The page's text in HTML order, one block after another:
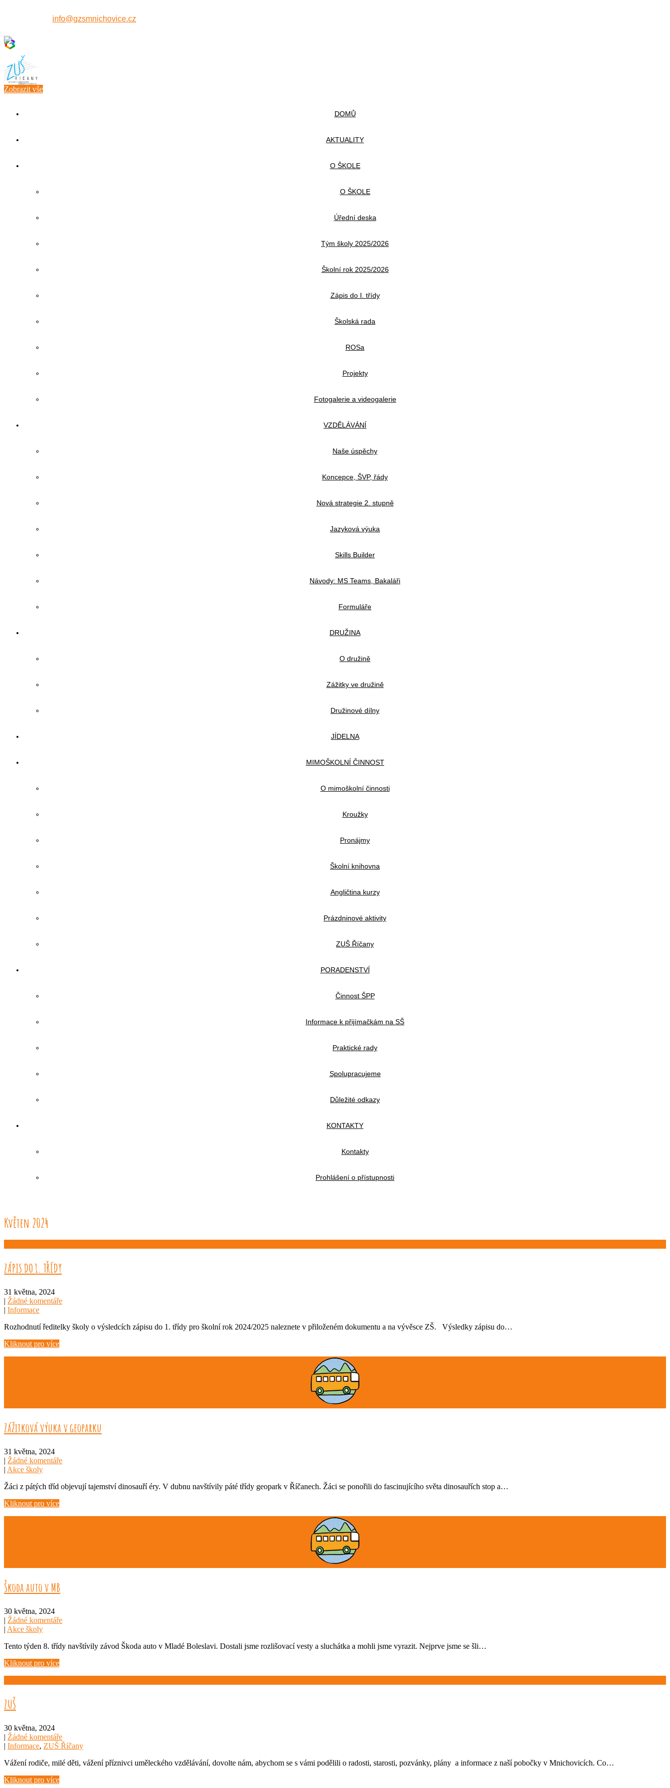
info@gzsmnichovice.cz
Zobrazit vše
DOMŮ
AKTUALITY
O ŠKOLE
O ŠKOLE
Úřední deska
Tým školy 2025/2026
Školní rok 2025/2026
Zápis do I. třídy
Školská rada
ROSa
Projekty
Fotogalerie a videogalerie
VZDĚLÁVÁNÍ
Naše úspěchy
Koncepce, ŠVP, řády
Nová strategie 2. stupně
Jazyková výuka
Skills Builder
Návody: MS Teams, Bakaláři
Formuláře
DRUŽINA
O družině
Zážitky ve družině
Družinové dílny
JÍDELNA
MIMOŠKOLNÍ ČINNOST
O mimoškolní činnosti
Kroužky
Pronájmy
Školní knihovna
Angličtina kurzy
Prázdninové aktivity
ZUŠ Říčany
PORADENSTVÍ
Činnost ŠPP
Informace k přijímačkám na SŠ
Praktické rady
Spolupracujeme
Důležité odkazy
KONTAKTY
Kontakty
Prohlášení o přístupnosti
Květen 2024
ZÁPIS DO 1. TŘÍDY
31 května, 2024
| Žádné komentáře
| Informace
Rozhodnutí ředitelky školy o výsledcích zápisu do 1. třídy pro školní rok 2024/2025 naleznete v přiloženém dokumentu a na vývěsce ZŠ. Výsledky zápisu do…
Kliknout pro více
Zážitková výuka v geoparku
31 května, 2024
| Žádné komentáře
| Akce školy
Žáci z pátých tříd objevují tajemství dinosauří éry. V dubnu navštívily páté třídy geopark v Říčanech. Žáci se ponořili do fascinujícího světa dinosauřích stop a…
Kliknout pro více
Škoda auto v MB
30 května, 2024
| Žádné komentáře
| Akce školy
Tento týden 8. třídy navštívily závod Škoda auto v Mladé Boleslavi. Dostali jsme rozlišovací vesty a sluchátka a mohli jsme vyrazit. Nejprve jsme se šli…
Kliknout pro více
ZUŠ
30 května, 2024
| Žádné komentáře
| Informace, ZUŠ Říčany
Vážení rodiče, milé děti, vážení příznivci uměleckého vzdělávání, dovolte nám, abychom se s vámi podělili o radosti, starosti, pozvánky, plány a informace z naší pobočky v Mnichovicích. Co…
Kliknout pro více